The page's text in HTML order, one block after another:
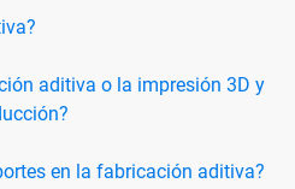
aditiva o la impresión 3D y
en la fabricación aditiva?